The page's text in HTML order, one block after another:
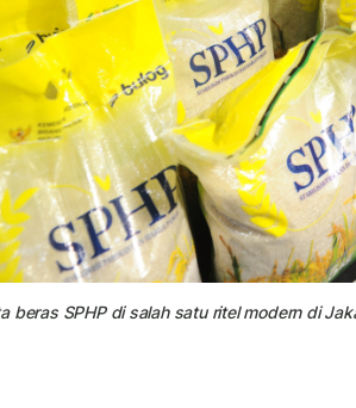
beras SPHP di salah satu ritel modern di